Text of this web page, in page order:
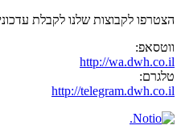
הצטרפו לקבוצות שלנו לקבלת
ווטסאפ:
http://wa.dwh.co.il
טלגרם:
http://telegram.dwh.co.il